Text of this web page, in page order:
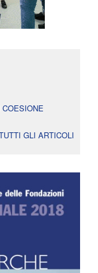
GLI ARTICOLI